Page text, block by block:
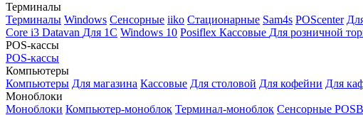
Терминалы
Терминалы Windows Сенсорные iiko Стационарные Sam4s POScenter
Core i3 Datavan Для 1С Windows 10 Posiflex Кассовые Для розничной
POS-кассы
POS-кассы
Компьютеры
Компьютеры Для магазина Кассовые Для столовой Для кофейни Для
Моноблоки
Моноблоки Компьютер-моноблок Терминал-моноблок Сенсорные